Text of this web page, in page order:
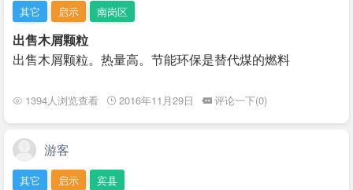
其它 启示 南岗区
出售木屑颗粒
出售木屑颗粒。热量高。节能环保是替代煤的燃料
1394人浏览查看 2016年11月29日 评论一下(0)
游客
其它 启示 宾县